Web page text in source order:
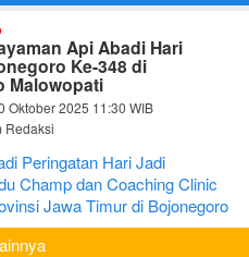
Api Abadi Hari
Ke-348 di
Malowopati
Oktober 2025 11:30 WIB
Redaksi
Peringatan Hari Jadi
Champ dan Coaching Clinic
Jawa Timur di Bojonegoro